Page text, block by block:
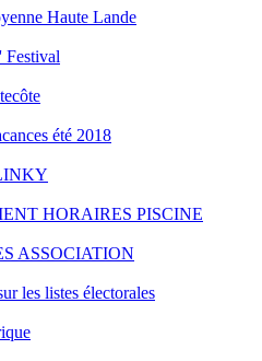
Haute Lande
Festival
été 2018
HORAIRES PISCINE
ASSOCIATION
les listes électorales